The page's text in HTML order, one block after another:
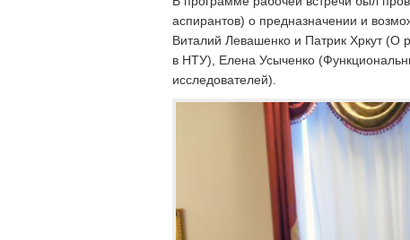
аспирантов) о предназначении и
Виталий Левашенко и Патрик Хркут (О
в НТУ), Елена Усыченко
исследователей).